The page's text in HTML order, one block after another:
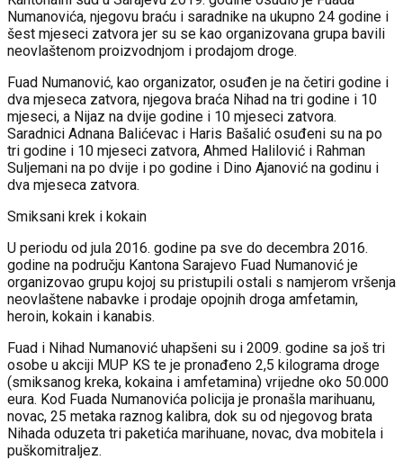
Numanovića, njegovu braću i saradnike na ukupno 24 godine i
šest mjeseci zatvora jer su se kao organizovana grupa bavili
neovlaštenom proizvodnjom i prodajom droge.
Fuad Numanović, kao organizator, osuđen je na četiri godine i
dva mjeseca zatvora, njegova braća Nihad na tri godine i 10
mjeseci, a Nijaz na dvije godine i 10 mjeseci zatvora.
Saradnici Adnana Balićevac i Haris Bašalić osuđeni su na po
tri godine i 10 mjeseci zatvora, Ahmed Halilović i Rahman
Suljemani na po dvije i po godine i Dino Ajanović na godinu i
dva mjeseca zatvora.
Smiksani krek i kokain
U periodu od jula 2016. godine pa sve do decembra 2016.
godine na području Kantona Sarajevo Fuad Numanović je
organizovao grupu kojoj su pristupili ostali s namjerom vršenja
neovlaštene nabavke i prodaje opojnih droga amfetamin,
heroin, kokain i kanabis.
Fuad i Nihad Numanović uhapšeni su i 2009. godine sa još tri
osobe u akciji MUP KS te je pronađeno 2,5 kilograma droge
(smiksanog kreka, kokaina i amfetamina) vrijedne oko 50.000
eura. Kod Fuada Numanovića policija je pronašla marihuanu,
novac, 25 metaka raznog kalibra, dok su od njegovog brata
Nihada oduzeta tri paketića marihuane, novac, dva mobitela i
puškomitraljez.